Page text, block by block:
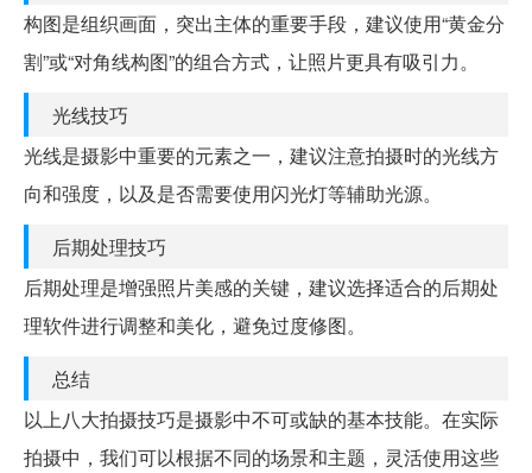
构图是组织画面，突出主体的重要手段，建议使用“黄金分
割”或“对角线构图”的组合方式，让照片更具有吸引力。
光线技巧
光线是摄影中重要的元素之一，建议注意拍摄时的光线方
向和强度，以及是否需要使用闪光灯等辅助光源。
后期处理技巧
后期处理是增强照片美感的关键，建议选择适合的后期处
理软件进行调整和美化，避免过度修图。
总结
以上八大拍摄技巧是摄影中不可或缺的基本技能。在实际
拍摄中，我们可以根据不同的场景和主题，灵活使用这些